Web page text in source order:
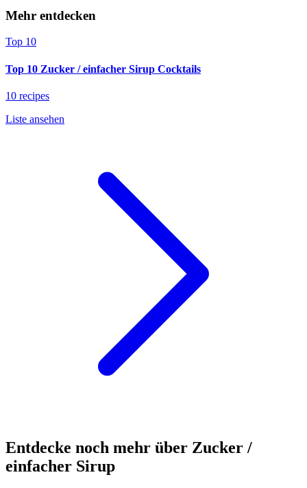
Mehr entdecken
Top 10
Top 10 Zucker / einfacher Sirup Cocktails
10 recipes
Liste ansehen
Entdecke noch mehr über Zucker /
einfacher Sirup